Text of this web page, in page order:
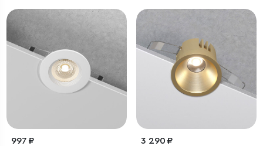
997 ₽ 3 290 ₽